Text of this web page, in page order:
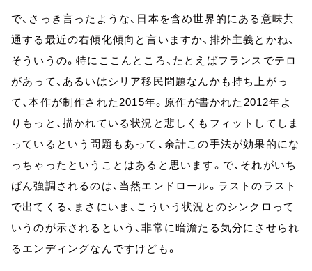
で、さっき言ったような、日本を含め世界的にある意味共
通する最近の右傾化傾向と言いますか、排外主義とかね、
そういうの。特にここんところ、たとえばフランスでテロ
があって、あるいはシリア移民問題なんかも持ち上がっ
て、本作が制作された2015年。原作が書かれた2012年よ
りもっと、描かれている状況と悲しくもフィットしてしま
っているという問題もあって、余計この手法が効果的にな
っちゃったということはあると思います。で、それがいち
ばん強調されるのは、当然エンドロール。ラストのラスト
で出てくる、まさにいま、こういう状況とのシンクロって
いうのが示されるという、非常に暗澹たる気分にさせられ
るエンディングなんですけども。